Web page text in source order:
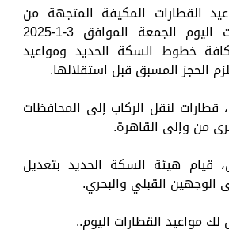
القطارات المكيفة المتجهة من
القاهرة للمحافظات اليوم الجمعة الموافق 3-1-2025
خطوط السكة الحديد ومواعيد
الحجز المسبق قبل استقلالها.
قطارات لنقل الركاب إلى المحافظات
من وإلى القاهرة.
قيام هيئة السكة الحديد بتعديل
الوجهين القبلي والبحري.
مواعيد القطارات اليوم..